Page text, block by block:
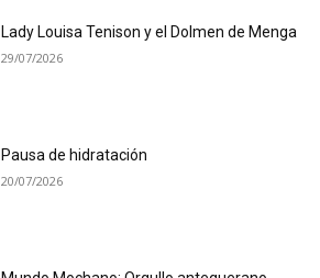
Lady Louisa Tenison y el Dolmen de Menga
29/07/2026
Pausa de hidratación
20/07/2026